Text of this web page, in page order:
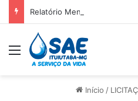
Relatório Mensal Janeiro –
Menu
Início /